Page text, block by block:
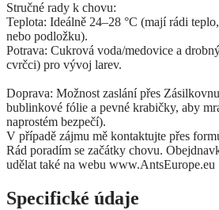
​Stručné rady k chovu:
​Teplota: Ideálně 24–28 °C (mají rádi
nebo podložku).
​Potrava: Cukrová voda/medovice a
cvrčci) pro vývoj larev.
Doprava: Možnost zaslání přes
bublinkové fólie a pevné krabičky, aby
naprostém bezpečí).
​V případě zájmu mě kontaktujte přes
Rád poradím se začátky chovu.
udělat také na webu www.AntsEurope.eu
Specifické údaje